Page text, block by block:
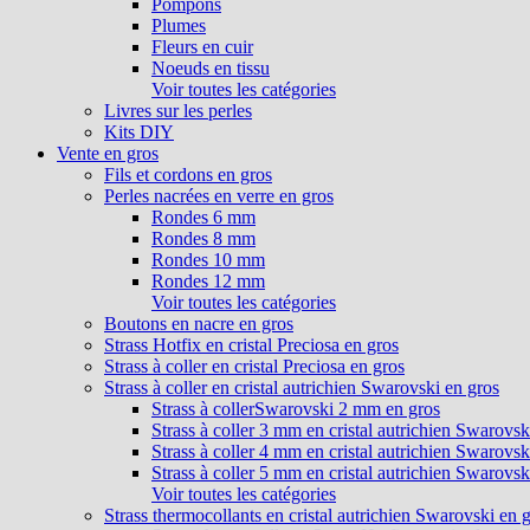
Pompons
Plumes
Fleurs en cuir
Noeuds en tissu
Voir toutes les catégories
Livres sur les perles
Kits DIY
Vente en gros
Fils et cordons en gros
Perles nacrées en verre en gros
Rondes 6 mm
Rondes 8 mm
Rondes 10 mm
Rondes 12 mm
Voir toutes les catégories
Boutons en nacre en gros
Strass Hotfix en cristal Preciosa en gros
Strass à coller en cristal Preciosa en gros
Strass à coller en cristal autrichien Swarovski en gros
Strass à collerSwarovski 2 mm en gros
Strass à coller 3 mm en cristal autrichien
Strass à coller 4 mm en cristal autrichien
Strass à coller 5 mm en cristal autrichien
Voir toutes les catégories
Strass thermocollants en cristal autrichien Swarovski en